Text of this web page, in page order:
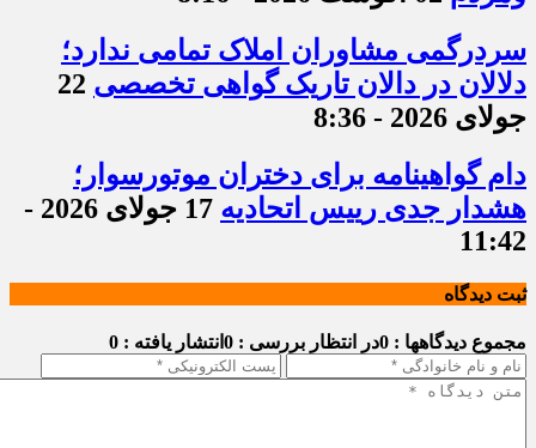
سردرگمی مشاوران املاک تمامی ندارد؛
دلالان در دالان تاریک گواهی تخصصی 22
جولای 2026 - 8:36
دام گواهینامه برای دختران موتورسوار؛
هشدار جدی رییس اتحادیه
17 جولای 2026 -
11:42
ثبت دیدگاه
مجموع دیدگاهها : 0 در انتظار بررسی : 0 انتشار یافته : 0